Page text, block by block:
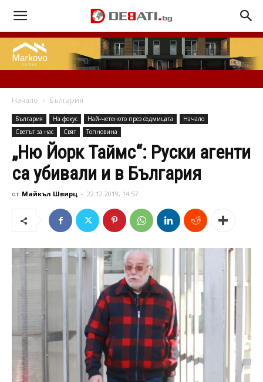
Начало България
България На фокус Най-четеното през седмицата
Начало
Свeтът за нас
Свят Топновина
„Ню Йорк Таймс“: Руски агенти
са убивали и в България
от Майкъл Швирц - 22.12.2019, 14:57